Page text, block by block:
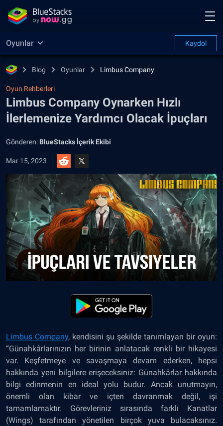
Oyunlar Kaydol
Blog Oyunlar Limbus Company
Oyun Rehberleri
Limbus Company Oynarken Hızlı
İlerlemenize Yardımcı Olacak İpuçları
Gönderen: BlueStacks İçerik Ekibi
Mar 15, 2023
Limbus Company, kendisini şu şekilde tanımlayan bir oyun:
“Günahkârlarınızın her birinin anlatacak renkli bir hikayesi
var. Keşfetmeye ve savaşmaya devam ederken, hepsi
hakkında yeni bilgilere erişeceksiniz: Günahkârlar hakkında
bilgi edinmenin en ideal yolu budur. Ancak unutmayın,
önemli olan kibar ve içten davranmak değil, işi
tamamlamaktır. Görevleriniz sırasında farklı Kanatlar
(Wings) tarafından yönetilen birçok yuva bulacaksınız.